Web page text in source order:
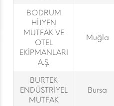
BODRUM
HİJYEN
MUTFAK VE
OTEL
EKİPMANLARI
A.Ş.
Muğla
BURTEK
ENDÜSTRİYEL
MUTFAK
Bursa